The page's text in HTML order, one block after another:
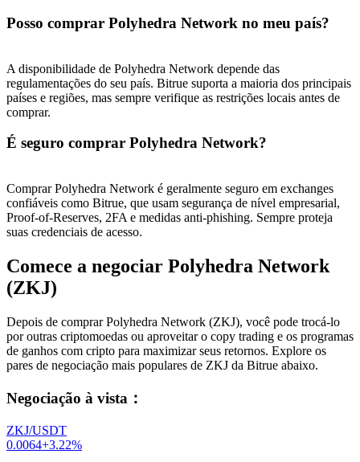
Posso comprar Polyhedra Network no meu país?
A disponibilidade de Polyhedra Network depende das
regulamentações do seu país. Bitrue suporta a maioria dos principais
países e regiões, mas sempre verifique as restrições locais antes de
comprar.
É seguro comprar Polyhedra Network?
Comprar Polyhedra Network é geralmente seguro em exchanges
confiáveis ​​como Bitrue, que usam segurança de nível empresarial,
Proof-of-Reserves, 2FA e medidas anti-phishing. Sempre proteja
suas credenciais de acesso.
Comece a negociar Polyhedra Network
(ZKJ)
Depois de comprar Polyhedra Network (ZKJ), você pode trocá-lo
por outras criptomoedas ou aproveitar o copy trading e os programas
de ganhos com cripto para maximizar seus retornos. Explore os
pares de negociação mais populares de ZKJ da Bitrue abaixo.
Negociação à vista ：
ZKJ/USDT
0.0064+3.22%